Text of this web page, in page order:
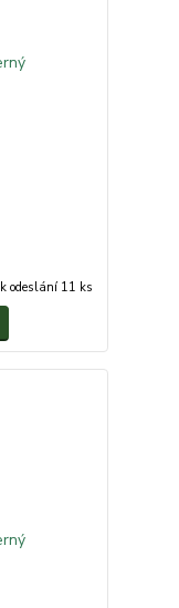
k odeslání 11 ks